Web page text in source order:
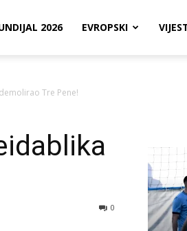
2026 EVROPSKI
Tre Pene!
0